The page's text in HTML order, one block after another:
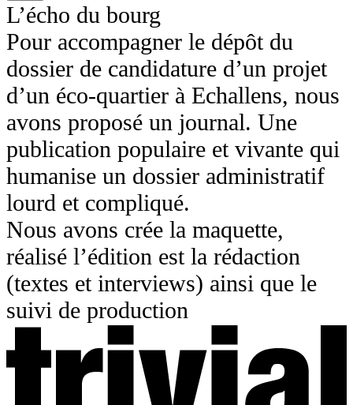
L’écho du bourg
Pour accompagner le dépôt du
dossier de candidature d’un projet
d’un éco-quartier à Echallens, nous
avons proposé un journal. Une
publication populaire et vivante qui
humanise un dossier administratif
lourd et compliqué.
Nous avons crée la maquette,
réalisé l’édition est la rédaction
(textes et interviews) ainsi que le
suivi de production